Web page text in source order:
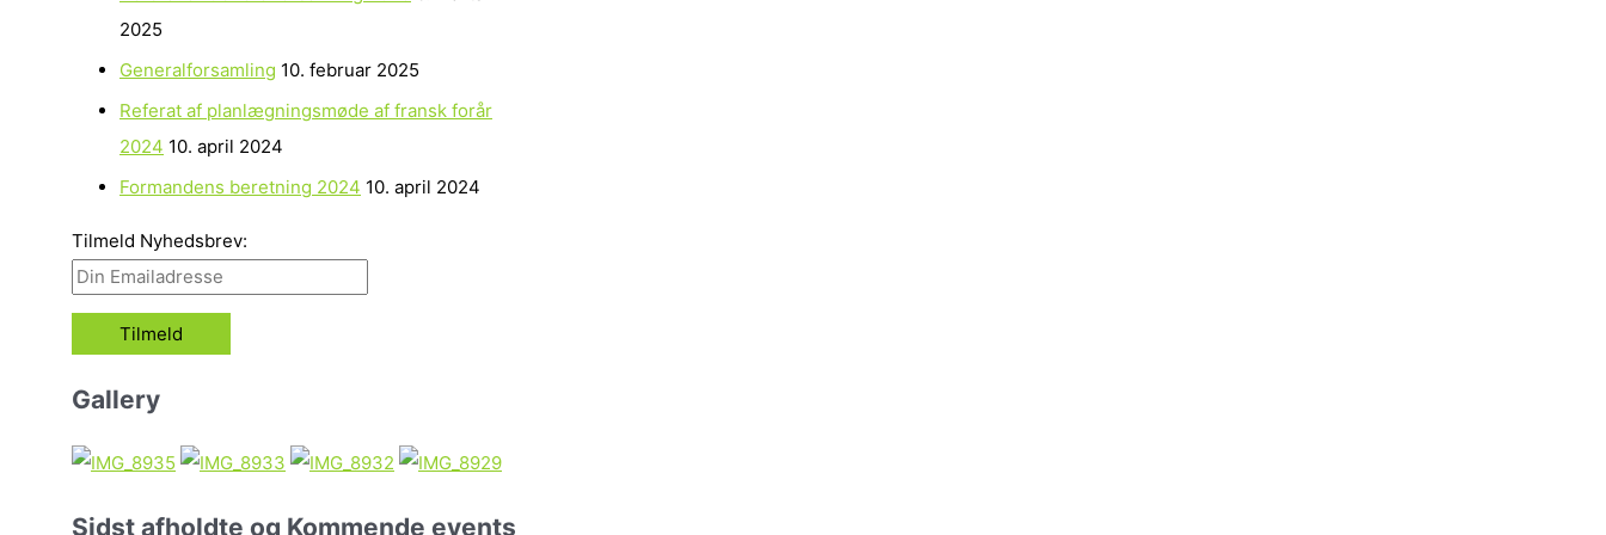
2025
Generalforsamling 10. februar 2025
Referat af planlægningsmøde af fransk forår
2024 10. april 2024
Formandens beretning 2024 10. april 2024
Tilmeld Nyhedsbrev:
Gallery
Sidst afholdte og Kommende events